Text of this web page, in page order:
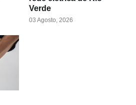
Verde
03 Agosto, 2026